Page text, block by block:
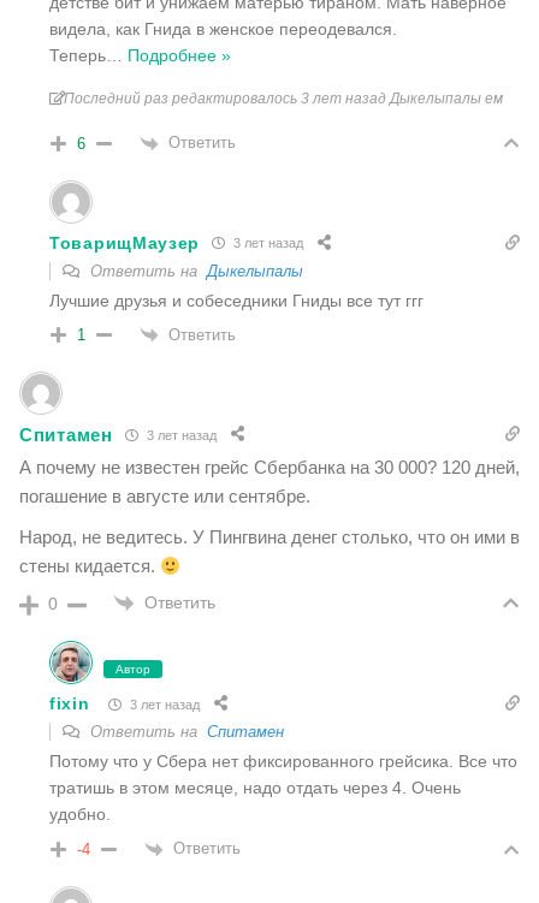
видела, как Гнида в женское переодевался.
Теперь
Подробнее »
Последний раз редактировалось 3 лет назад Дыкелыпалы ем
6 Ответить
ТоварищМаузер 3 лет назад
Ответить на Дыкелыпалы
Лучшие друзья и собеседники Гниды все тут ггг
1 Ответить
Спитамен 3 лет назад
А почему не известен грейс Сбербанка на 30 000? 120 дней,
погашение в августе или сентябре.
Народ, не ведитесь. У Пингвина денег столько, что он ими в
стены кидается.
0 Ответить
Автор
fixin 3 лет назад
Ответить на Спитамен
Потому что у Сбера нет фиксированного грейсика. Все что
тратишь в этом месяце, надо отдать через 4. Очень
удобно.
-4 Ответить